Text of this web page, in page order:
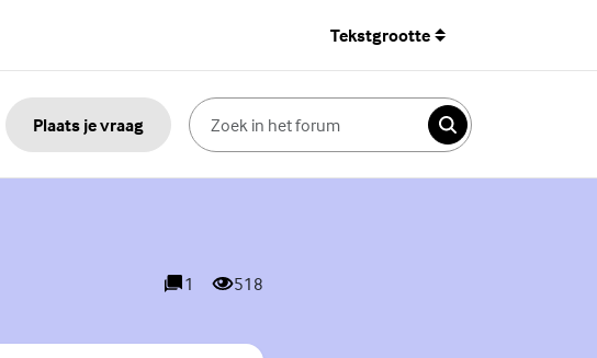
Tekstgrootte
Plaats je vraag
Zoeken
1
reacties
518
weergaves